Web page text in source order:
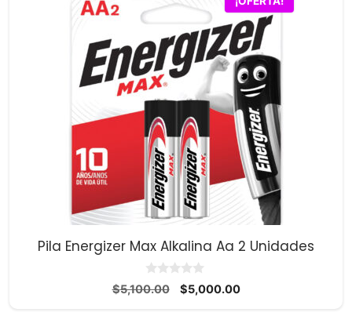
Pila Energizer Max Alkalina Aa 2 Unidades
0
d
$5,100.00
El
$5,000.00El